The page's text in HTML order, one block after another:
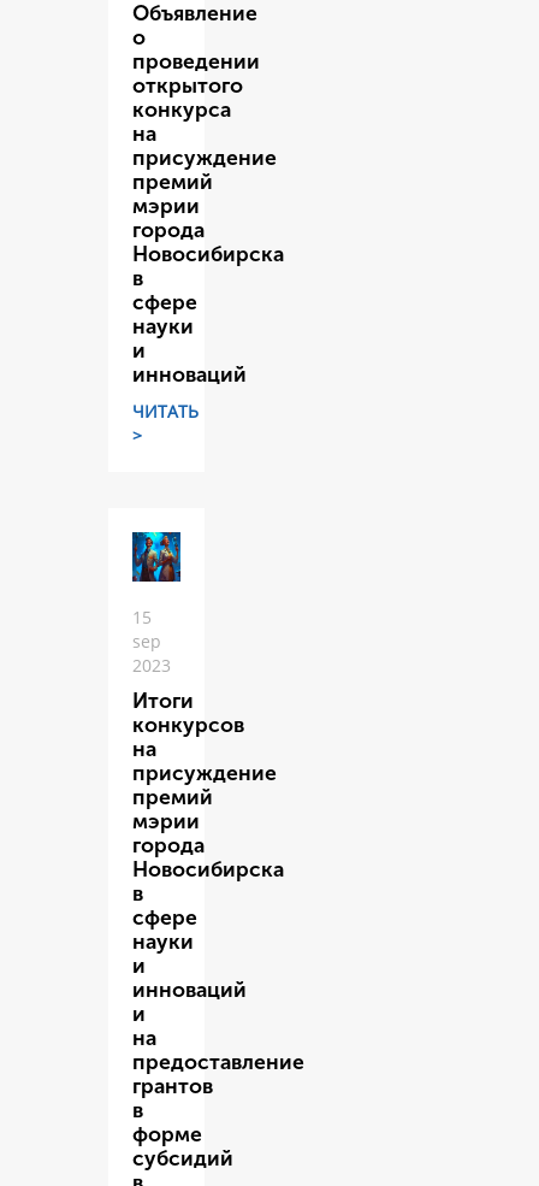
Объявление
о
проведении
открытого
конкурса
на
присуждение
премий
мэрии
города
Новосибирска
в
сфере
науки
и
инноваций
ЧИТАТЬ
>
15
sep
2023
Итоги
конкурсов
на
присуждение
премий
мэрии
города
Новосибирска
в
сфере
науки
и
инноваций
и
на
предоставление
грантов
в
форме
субсидий